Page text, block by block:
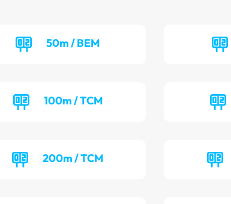
50m / BEM
100m / TCM
200m / TCM